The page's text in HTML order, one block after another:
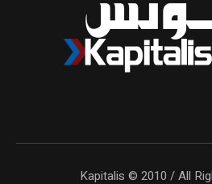
Kapitalis © 2010 / All